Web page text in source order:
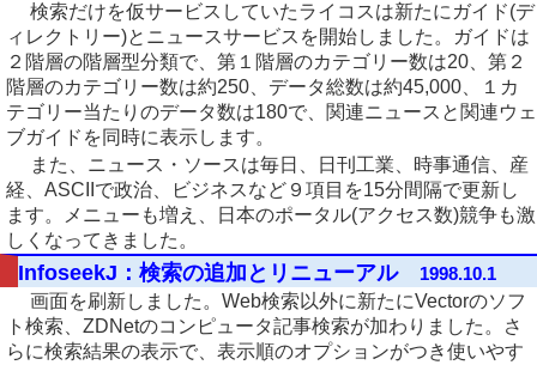
検索だけを仮サービスしていたライコスは新たにガイド(デ
ィレクトリー)とニュースサービスを開始しました。ガイドは
２階層の階層型分類で、第１階層のカテゴリー数は20、第２
階層のカテゴリー数は約250、データ総数は約45,000、１カ
テゴリー当たりのデータ数は180で、関連ニュースと関連ウェ
ブガイドを同時に表示します。
また、ニュース・ソースは毎日、日刊工業、時事通信、産
経、ASCIIで政治、ビジネスなど９項目を15分間隔で更新し
ます。メニューも増え、日本のポータル(アクセス数)競争も激
しくなってきました。
InfoseekJ：検索の追加とリニューアル
1998.10.1
画面を刷新しました。Web検索以外に新たにVectorのソフ
ト検索、ZDNetのコンピュータ記事検索が加わりました。さ
らに検索結果の表示で、表示順のオプションがつき使いやす